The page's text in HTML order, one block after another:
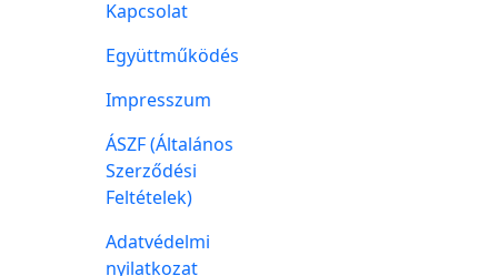
Kapcsolat
Együttműködés
Impresszum
ÁSZF (Általános
Szerződési
Feltételek)
Adatvédelmi
nyilatkozat